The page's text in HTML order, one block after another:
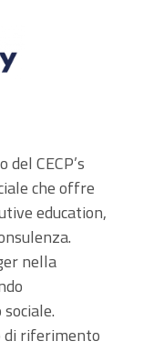
CECP’s
che offre
education,
nella
di riferimento